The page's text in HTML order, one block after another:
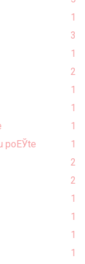
1
3
1
2
1
1
1
poЕЎte
1
2
2
1
1
1
1